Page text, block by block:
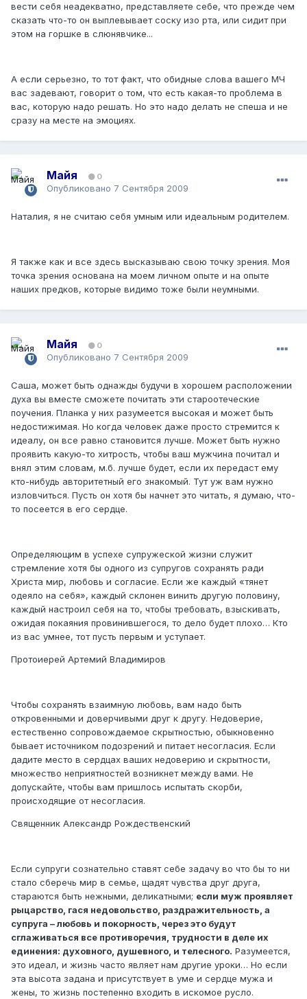
вести себя неадекватно, представляете себе, что прежде чем
сказать что-то он выплевывает соску изо рта, или сидит при
этом на горшке в слюнявчике...
А если серьезно, то тот факт, что обидные слова вашего МЧ
вас задевают, говорит о том, что есть какая-то проблема в
вас, которую надо решать. Но это надо делать не спеша и не
сразу на месте на эмоциях.
Майя 0
Опубликовано 7 Сентября 2009
Наталия, я не считаю себя умным или идеальным родителем.
Я также как и все здесь высказываю свою точку зрения. Моя
точка зрения основана на моем личном опыте и на опыте
наших предков, которые видимо тоже были неумными.
Майя 0
Опубликовано 7 Сентября 2009
Саша, может быть однажды будучи в хорошем расположении
духа вы вместе сможете почитать эти староотеческие
поучения. Планка у них разумеется высокая и может быть
недостижимая. Но когда человек даже просто стремится к
идеалу, он все равно становится лучше. Может быть нужно
проявить какую-то хитрость, чтобы ваш мужчина почитал и
внял этим словам, м.б. лучше будет, если их передаст ему
кто-нибудь авторитетный его знакомый. Тут уж вам нужно
изловчиться. Пусть он хотя бы начнет это читать, я думаю, что-
то посеется в его сердце.
Определяющим в успехе супружеской жизни служит
стремление хотя бы одного из супругов сохранять ради
Христа мир, любовь и согласие. Если же каждый «тянет
одеяло на себя», каждый склонен винить другую половину,
каждый настроил себя на то, чтобы требовать, взыскивать,
ожидая покаяния провинившегося, то дело будет плохо… Кто
из вас умнее, тот пусть первым и уступает.
Протоиерей Артемий Владимиров
Чтобы сохранять взаимную любовь, вам надо быть
откровенными и доверчивыми друг к другу. Недоверие,
естественно сопровождаемое скрытностью, обыкновенно
бывает источником подозрений и питает несогласия. Если
дадите место в сердцах ваших недоверию и скрытности,
множество неприятностей возникнет между вами. Не
допускайте, чтобы вам пришлось испытать скорби,
происходящие от несогласия.
Священник Александр Рождественский
Если супруги сознательно ставят себе задачу во что бы то ни
стало сберечь мир в семье, щадят чувства друг друга,
стараются быть нежными, деликатными; если муж проявляет
рыцарство, гася недовольство, раздражительность, а
супруга – любовь и покорность, через это будут
сглаживаться все противоречия, трудности в деле их
единения: духовного, душевного, и телесного. Разумеется,
это идеал, и жизнь часто являет нам другие уроки… Но если
эта высота задана и присутствует в уме и сердце мужа и
жены, то жизнь постепенно входить в искомое русло.